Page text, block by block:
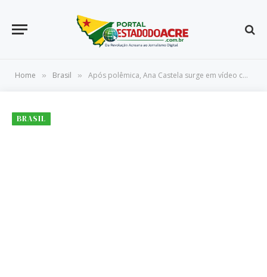
Home » Brasil » Após polêmica, Ana Castela surge em vídeo com Zé Felipe
BRASIL